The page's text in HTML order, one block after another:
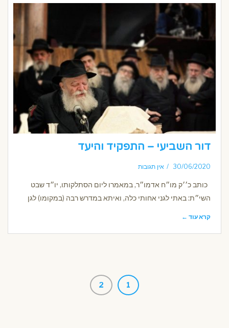
דור השביעי – התפקיד והיעד
30/06/2020 אין תגובות
כותב כ׳׳ק מו״ח אדמו״ר, במאמרו ליום הסתלקותו, יו״ד שבט
השי״ת: באתי לגני אחותי כלה, ואיתא במדרש רבה (במקומו) לגן
קרא עוד ←
1
2